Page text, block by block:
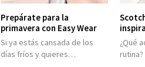
Prepárate para la
primavera con Easy Wear
Si ya estás cansada de los
días fríos y quieres…
¿Qué